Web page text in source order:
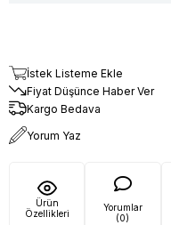
İstek Listeme Ekle
Fiyat Düşünce Haber Ver
Kargo Bedava
Yorum Yaz
Ürün
Özellikleri
Yorumlar
(0)